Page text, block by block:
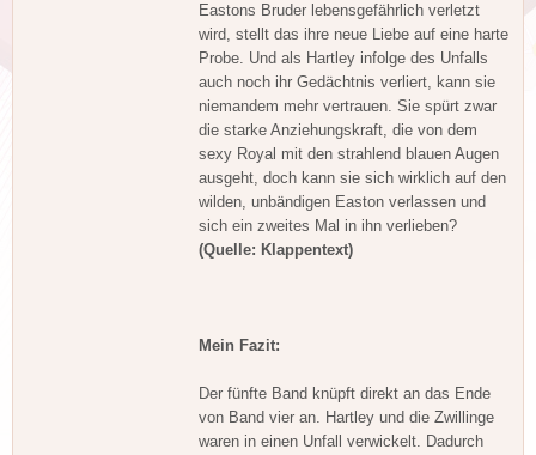
Eastons Bruder lebensgefährlich verletzt
wird, stellt das ihre neue Liebe auf eine harte
Probe. Und als Hartley infolge des Unfalls
auch noch ihr Gedächtnis verliert, kann sie
niemandem mehr vertrauen. Sie spürt zwar
die starke Anziehungskraft, die von dem
sexy Royal mit den strahlend blauen Augen
ausgeht, doch kann sie sich wirklich auf den
wilden, unbändigen Easton verlassen und
sich ein zweites Mal in ihn verlieben?
(Quelle: Klappentext)
Mein Fazit:
Der fünfte Band knüpft direkt an das Ende
von Band vier an. Hartley und die Zwillinge
waren in einen Unfall verwickelt. Dadurch